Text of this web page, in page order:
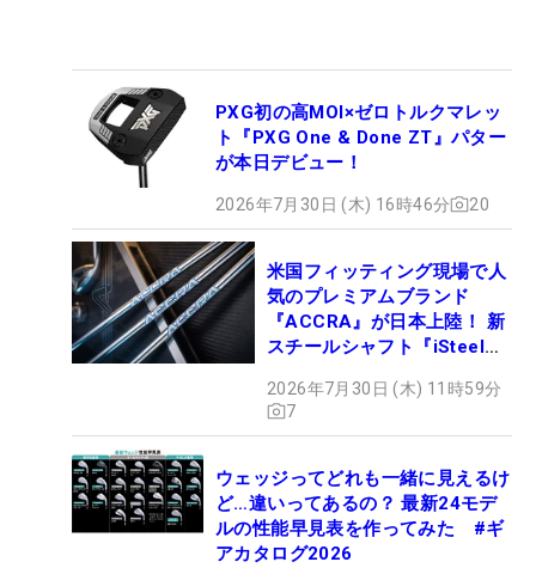
PXG初の高MOI×ゼロトルクマレッ
ト『PXG One & Done ZT』パター
が本日デビュー！
2026年7月30日 (木) 16時46分 20
米国フィッティング現場で人
気のプレミアムブランド
『ACCRA』が日本上陸！ 新
スチールシャフト『iSteel
2026年7月30日 (木) 11時59分
7
ウェッジってどれも一緒に見えるけ
ど…違いってあるの？ 最新24モデ
ルの性能早見表を作ってみた #ギ
アカタログ2026